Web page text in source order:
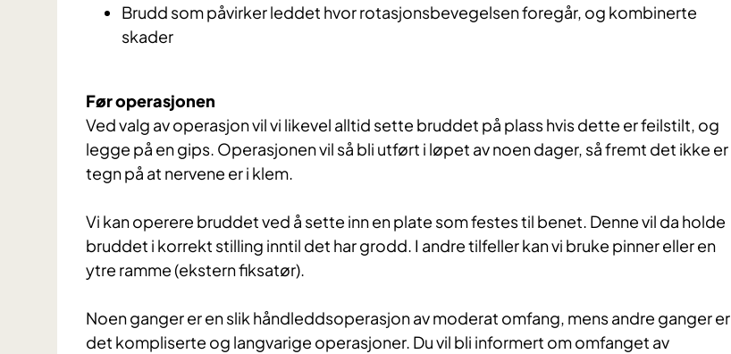
Brudd som påvirker leddet hvor rotasjonsbevegelsen foregår, og kombinerte
skader
Før operasjonen
Ved valg av operasjon vil vi likevel alltid sette bruddet på plass hvis dette er feilstilt, og
legge på en gips. Operasjonen vil så bli utført i løpet av noen dager, så fremt det ikke er
tegn på at nervene er i klem.
Vi kan operere bruddet ved å sette inn en plate som festes til benet. Denne vil da holde
bruddet i korrekt stilling inntil det har grodd. I andre tilfeller kan vi bruke pinner eller en
ytre ramme (ekstern fiksatør).
Noen ganger er en slik håndleddsoperasjon av moderat omfang, mens andre ganger er
det kompliserte og langvarige operasjoner. Du vil bli informert om omfanget av